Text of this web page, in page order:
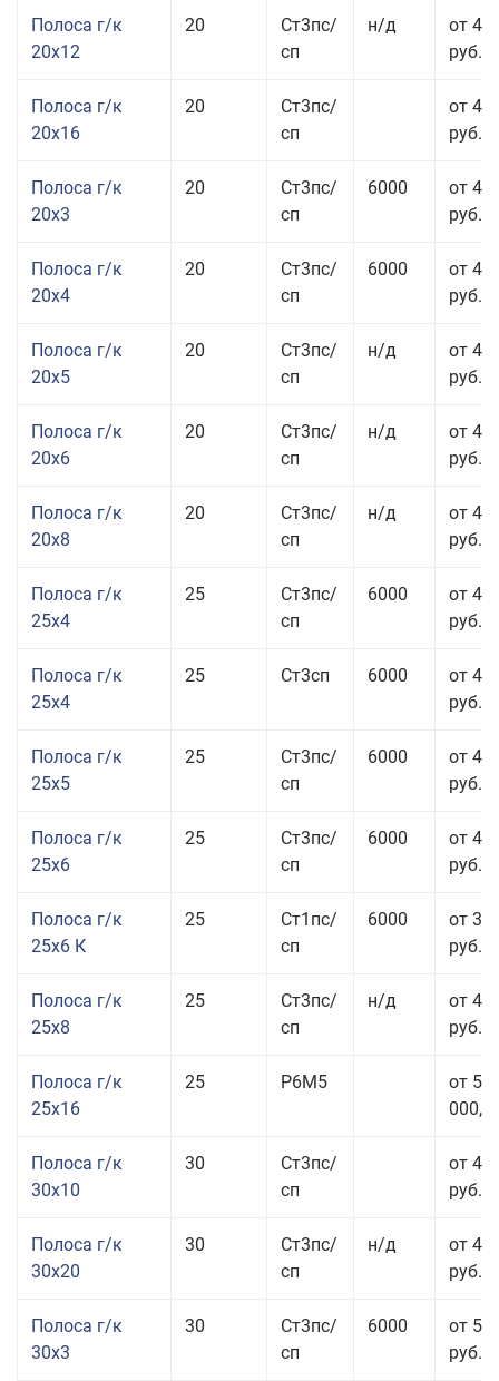
Полоса г/к
20x12
20
Ст3пс/
сп
н/д
от 44
руб.
Полоса г/к
20x16
20
Ст3пс/
сп
от 48
руб.
Полоса г/к
20x3
20
Ст3пс/
сп
6000
от 47
руб.
Полоса г/к
20x4
20
Ст3пс/
сп
6000
от 44
руб.
Полоса г/к
20x5
20
Ст3пс/
сп
н/д
от 43
руб.
Полоса г/к
20x6
20
Ст3пс/
сп
н/д
от 45
руб.
Полоса г/к
20x8
20
Ст3пс/
сп
н/д
от 45
руб.
Полоса г/к
25x4
25
Ст3пс/
сп
6000
от 43
руб.
Полоса г/к
25x4
25 Ст3сп 6000
от 43
руб.
Полоса г/к
25x5
25
Ст3пс/
сп
6000
от 42
руб.
Полоса г/к
25x6
25
Ст3пс/
сп
6000
от 44
руб.
Полоса г/к
25x6 К
25
Ст1пс/
сп
6000
от 35
руб.
Полоса г/к
25x8
25
Ст3пс/
сп
н/д
от 44
руб.
Полоса г/к
25x16
25 Р6М5
от
Полоса г/к
30x10
30
Ст3пс/
сп
от 46
руб.
Полоса г/к
30x20
30
Ст3пс/
сп
н/д
от 44
руб.
Полоса г/к
30x3
30
Ст3пс/
сп
6000
от 50
руб.